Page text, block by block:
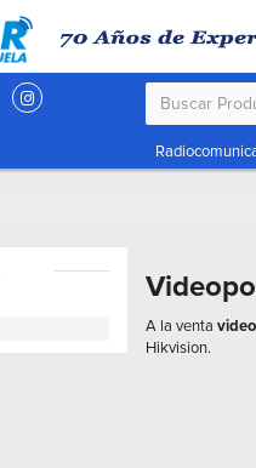
A la venta
Hikvision.